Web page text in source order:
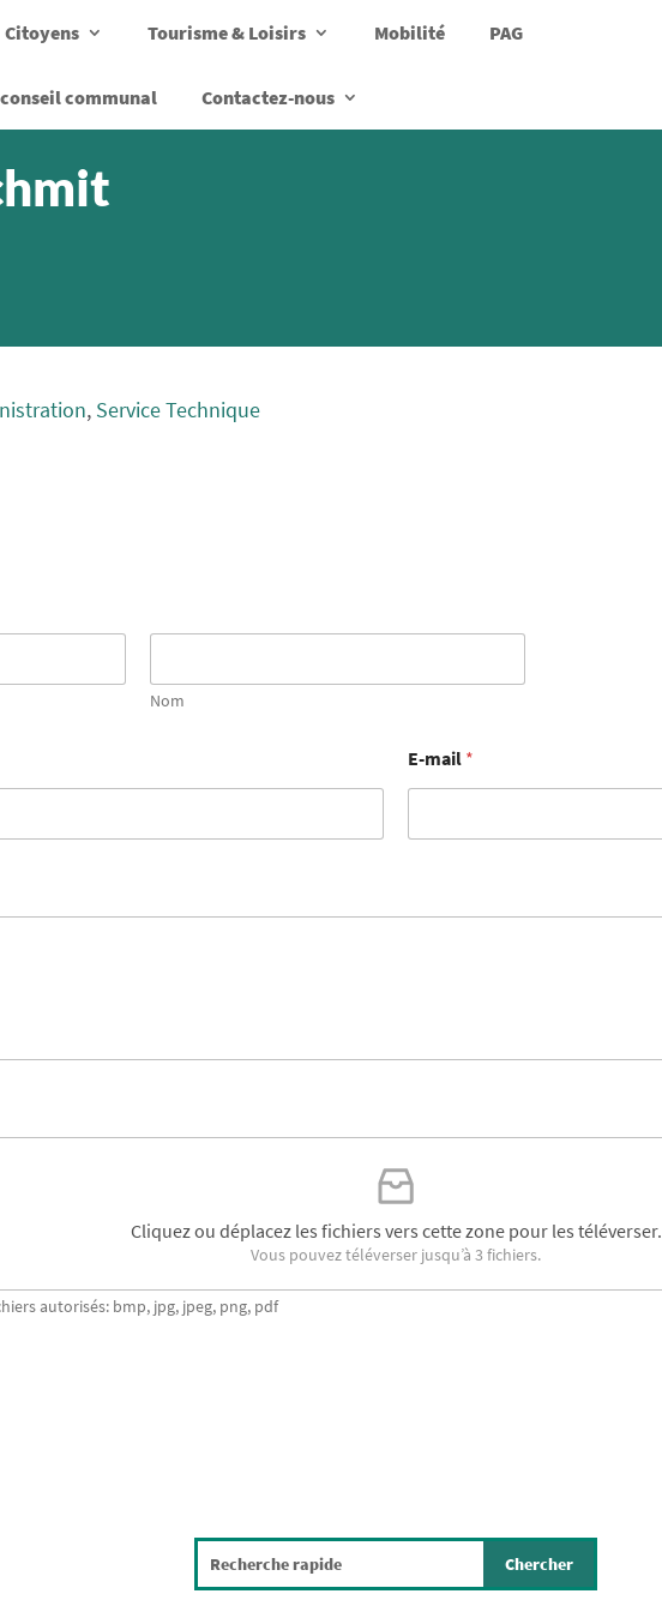
Citoyens Tourisme & Loisirs Mobilité PAG
communal Contactez-nous
, Service Technique
Nom
E-mail *
Cliquez ou déplacez les fichiers vers cette zone pour les téléverser.
Vous pouvez téléverser jusqu’à 3 fichiers.
autorisés: bmp, jpg, jpeg, png, pdf